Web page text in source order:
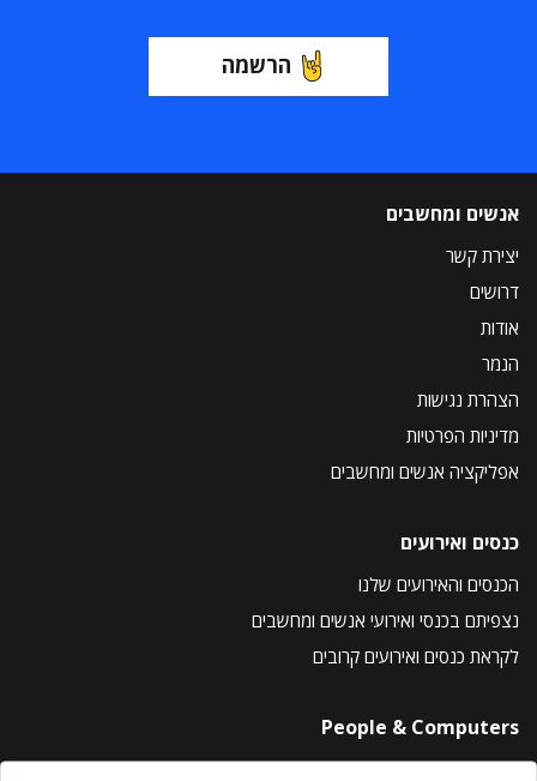
הרשמה
אנשים ומחשבים
יצירת קשר
דרושים
אודות
הנמר
הצהרת נגישות
מדיניות הפרטיות
אפליקציה אנשים ומחשבים
כנסים ואירועים
הכנסים והאירועים שלנו
נצפיתם בכנסי ואירועי אנשים ומחשבים
לקראת כנסים ואירועים קרובים
People & Computers
About Us